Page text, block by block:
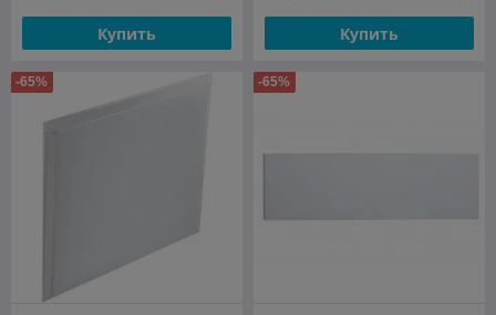
Купить Купить
-65% -65%